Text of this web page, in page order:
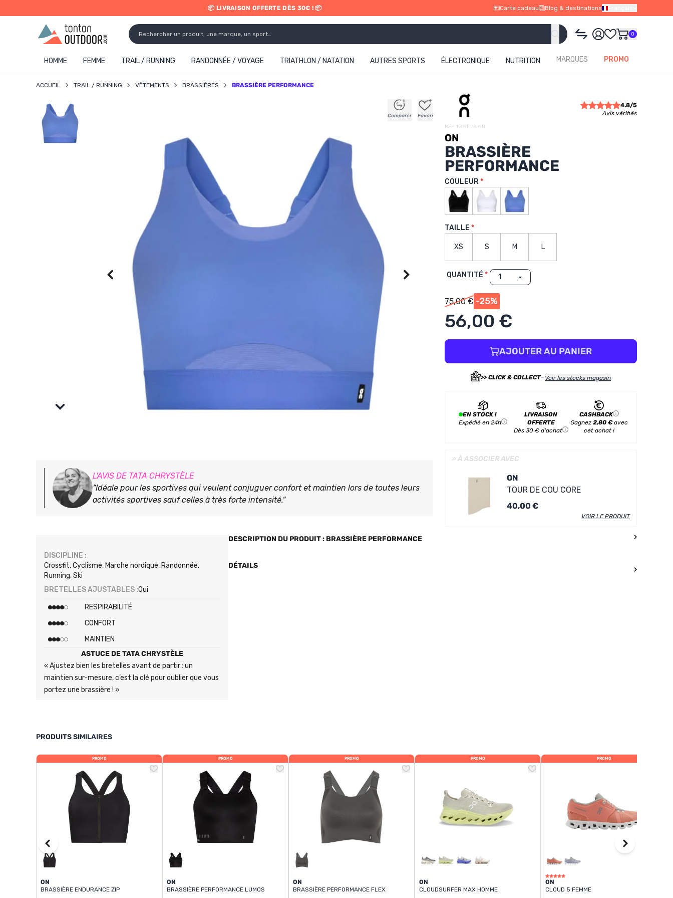
content
📦 LIVRAISON OFFERTE DÈS 30€ ! 📦
✨ RETRAIT EN MAGASIN GRATUIT
Carte cadeau Blog & destinations
0
HOMME FEMME TRAIL / RUNNING RANDONNÉE / VOYAGE TRIATHLON / NATATION AUTRES SPORTS ÉLECTRONIQUE NUTRITION MARQUES PROMO
ACCUEIL TRAIL / RUNNING VÊTEMENTS BRASSIÈRES BRASSIÈRE PERFORMANCE
+
+
Comparer
+
+
Favori
L'AVIS DE TATA CHRYSTÈLE
“Idéale pour les sportives qui veulent conjuguer confort et maintien lors de toutes leurs
activités sportives sauf celles à très forte intensité.“
4.8/5
Avis vérifiés
RÉF. 1WG1013.ON
ON
BRASSIÈRE
PERFORMANCE
COULEUR
TAILLE
XS S M L
QUANTITÉ
75,00 € -25%
56,00 €
AJOUTER AU PANIER
>> CLICK & COLLECT-Voir les stocks magasin
EN STOCK !
Expédié en 24h
LIVRAISON
OFFERTE
Dès 30 € d'achat
CASHBACK
Gagnez 2,80 €avec
cet achat !
» À ASSOCIER AVEC
ON
TOUR DE COU CORE
40,00 €
VOIR LE PRODUIT
DISCIPLINE :
Crossfit, Cyclisme, Marche nordique, Randonnée,
Running, Ski
BRETELLES AJUSTABLES :Oui
RESPIRABILITÉ
CONFORT
MAINTIEN
ASTUCE DE TATA CHRYSTÈLE
« Ajustez bien les bretelles avant de partir : un
maintien sur-mesure, c’est la clé pour oublier que vous
portez une brassière ! »
DESCRIPTION DU PRODUIT : BRASSIÈRE PERFORMANCE
DÉTAILS
PRODUITS SIMILAIRES
PROMO
ON
BRASSIÈRE ENDURANCE ZIP
PROMO
ON
BRASSIÈRE PERFORMANCE LUMOS
PROMO
ON
BRASSIÈRE PERFORMANCE FLEX
PROMO
ON
CLOUDSURFER MAX HOMME
PROMO
ON
CLOUD 5 FEMME